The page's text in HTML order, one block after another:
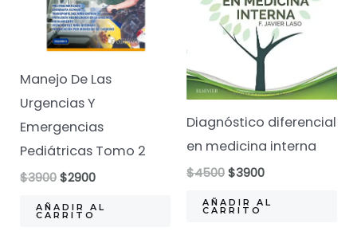
Manejo De Las
Urgencias Y
Emergencias
Pediátricas Tomo 2
$3900El
original
era:
$2900El
actual
AÑADIR AL
CARRITO
Diagnóstico diferencial
en medicina interna
$4500El
original
era:
$3900El
actual
AÑADIR AL
CARRITO